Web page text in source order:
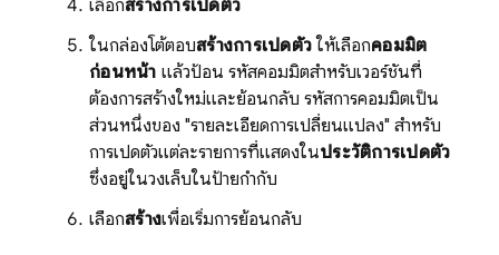
เลือกสร้างการเปิดตัว
ในกล่องโต้ตอบสร้างการเปิดตัว ให้เลือกคอมมิต
ก่อนหน้า แล้วป้อน รหัสคอมมิตสำหรับเวอร์ชันที่
ต้องการสร้างใหม่และย้อนกลับ รหัสการคอมมิตเป็น
ส่วนหนึ่งของ "รายละเอียดการเปลี่ยนแปลง" สำหรับ
การเปิดตัวแต่ละรายการที่แสดงในประวัติการเปิดตัว
ซึ่งอยู่ในวงเล็บในป้ายกำกับ
เลือกสร้างเพื่อเริ่มการย้อนกลับ